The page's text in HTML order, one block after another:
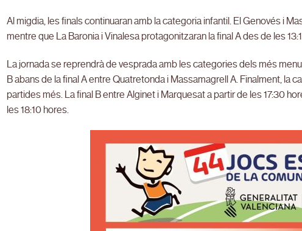
Al migdia, les finals continuaran amb la categoria infantil. El Genovés i
mentre que La Baronia i Vinalesa protagonitzaran la final A des de les
La jornada se reprendrà de vesprada amb les categories dels més
B abans de la final A entre Quatretonda i Massamagrell A. Finalment, la
partides més. La final B entre Alginet i Marquesat a partir de les 17:30
les 18:10 hores.